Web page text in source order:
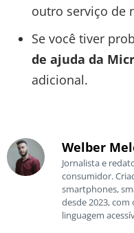
outro serviço de
Se você tiver
de ajuda da
adicional.
Welber
Jornalista e
consumidor.
smartphones,
desde 2023,
linguagem